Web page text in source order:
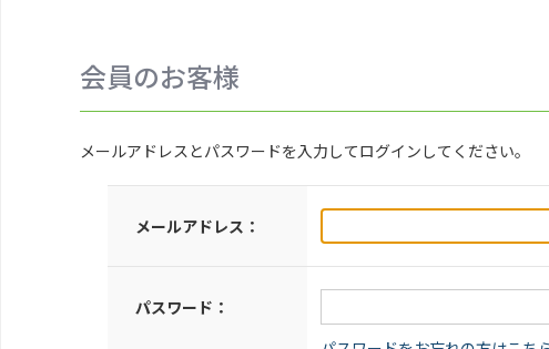
会員のお客様
メールアドレスとパスワードを入力してログインしてください。
メールアドレス：
パスワード：